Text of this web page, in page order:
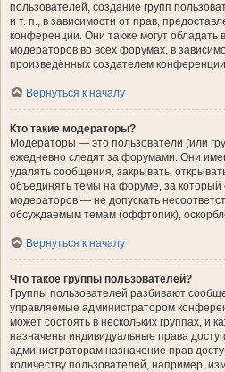
пользователей, создание групп
и т. п., в зависимости от прав,
конференции. Они также могут обладать
модераторов во всех форумах, в
произведённых создателем
Вернуться к началу
Кто такие модераторы?
Модераторы — это пользователи (или
ежедневно следят за форумами. Они
удалять сообщения, закрывать,
объединять темы на форуме, за который
модераторов — не допускать
обсуждаемым темам (оффтопик),
Вернуться к началу
Что такое группы пользователей?
Группы пользователей разбивают
управляемые администратором
может состоять в нескольких группах, и
назначены индивидуальные права
администраторам назначение прав
количеству пользователей, например,